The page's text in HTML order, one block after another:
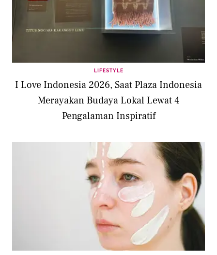
LIFESTYLE
I Love Indonesia 2026, Saat Plaza Indonesia
Merayakan Budaya Lokal Lewat 4
Pengalaman Inspiratif